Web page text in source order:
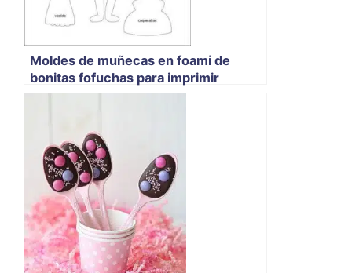
Moldes de muñecas en foami de
bonitas fofuchas para imprimir